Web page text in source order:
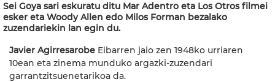
Sei Goya sari eskuratu ditu Mar Adentro eta Los Otros filmei
esker eta Woody Allen edo Milos Forman bezalako
zuzendariekin lan egin du.
Javier Agirresarobe Eibarren jaio zen 1948ko urriaren
10ean eta zinema munduko argazki-zuzendari
garrantzitsuenetarikoa da.